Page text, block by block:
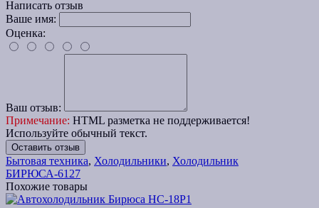
Написать отзыв
Ваше имя:
Оценка:
Ваш отзыв:
Примечание: HTML разметка не поддерживается!
Используйте обычный текст.
Оставить отзыв
Бытовая техника, Холодильники, Холодильник
БИРЮСА-6127
Похожие товары